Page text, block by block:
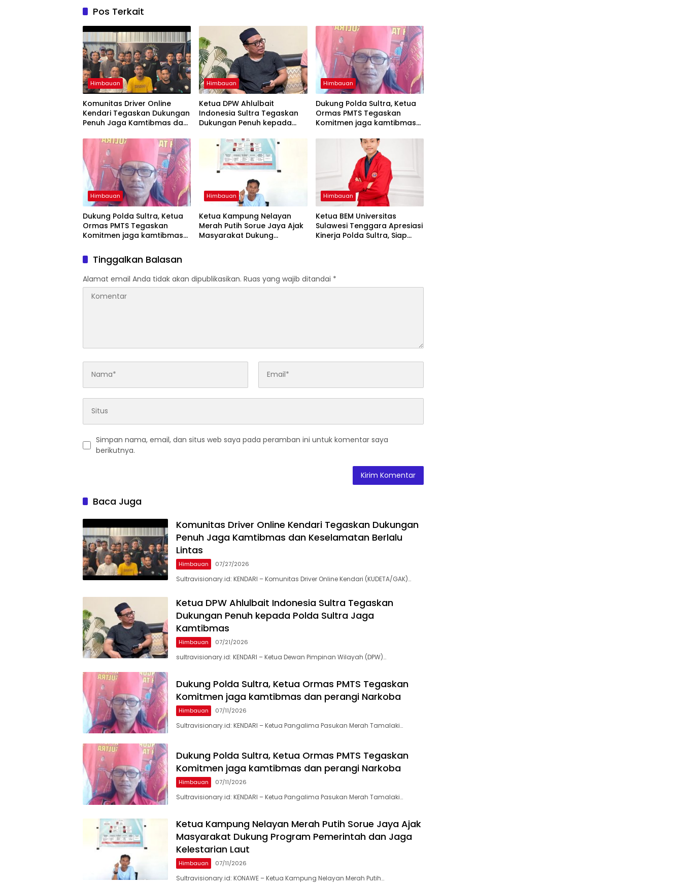
Pos Terkait
Himbauan
Komunitas Driver Online
Kendari Tegaskan Dukungan
Penuh Jaga Kamtibmas dan
Himbauan
Ketua DPW Ahlulbait
Indonesia Sultra Tegaskan
Dukungan Penuh kepada
Kamtibmas
Himbauan
Dukung Polda Sultra, Ketua
Ormas PMTS Tegaskan
Komitmen jaga kamtibmas
Himbauan
Dukung Polda Sultra, Ketua
Ormas PMTS Tegaskan
Komitmen jaga kamtibmas
Himbauan
Ketua Kampung Nelayan
Merah Putih Sorue Jaya Ajak
Masyarakat Dukung
Himbauan
Ketua BEM Universitas
Sulawesi Tenggara Apresiasi
Kinerja Polda Sultra, Siap
Tinggalkan Balasan
Alamat email Anda tidak akan dipublikasikan. Ruas yang wajib ditandai *
Simpan nama, email, dan situs web saya pada peramban ini untuk komentar saya
berikutnya.
Baca Juga
Komunitas Driver Online Kendari Tegaskan Dukungan
Penuh Jaga Kamtibmas dan Keselamatan Berlalu
Lintas
Himbauan 07/27/2026
Sultravisionary.id: KENDARI – Komunitas Driver Online Kendari (KUDETA/GAK)…
Ketua DPW Ahlulbait Indonesia Sultra Tegaskan
Dukungan Penuh kepada Polda Sultra Jaga
Kamtibmas
Himbauan 07/21/2026
sultravisionary.id: KENDARI – Ketua Dewan Pimpinan Wilayah (DPW)…
Dukung Polda Sultra, Ketua Ormas PMTS Tegaskan
Komitmen jaga kamtibmas dan perangi Narkoba
Himbauan 07/11/2026
‎Sultravisionary.id: KENDARI – Ketua Pangalima Pasukan Merah Tamalaki…
Dukung Polda Sultra, Ketua Ormas PMTS Tegaskan
Komitmen jaga kamtibmas dan perangi Narkoba
Himbauan 07/11/2026
Sultravisionary.id: ‎KENDARI – Ketua Pangalima Pasukan Merah Tamalaki…
Ketua Kampung Nelayan Merah Putih Sorue Jaya Ajak
Masyarakat Dukung Program Pemerintah dan Jaga
Kelestarian Laut
Himbauan 07/11/2026
Sultravisionary.id: KONAWE – Ketua Kampung Nelayan Merah Putih…